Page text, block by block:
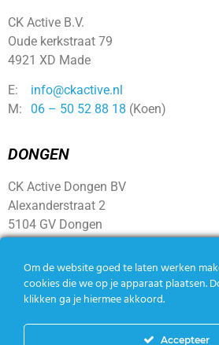
CK Active B.V.
Oude kerkstraat 79
4921 XD Made
E:
info@ckactive.nl
M:
06 – 50 52 88 18 (Koen)
DONGEN
CK Active Dongen BV
Alexanderstraat 2
5104 GV Dongen
SOCIAL
Om de website goed te laten werken
cookies die we op je apparaat plaatsen.
klikken ga je hiermee akkoord.
Accepteer